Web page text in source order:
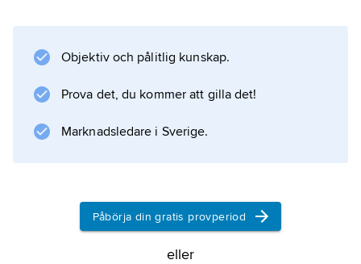
Army Command and General Staff College,
den svenska ambassaden i Washington D.C.
samt tjänstgjort vid den nordiska bataljonen
(UNPROFOR) och den svenska bataljonen
Information om artikeln
Objektiv och pålitlig kunskap.
Prova det, du kommer att gilla det!
Marknadsledare i Sverige.
Påbörja din gratis provperiod
eller